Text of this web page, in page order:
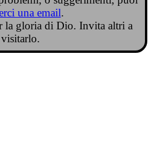
una email.
la gloria di Dio. Invita altri a
visitarlo.